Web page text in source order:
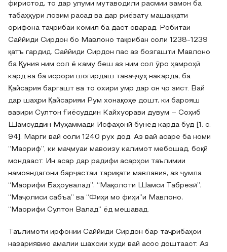
фиристод, то дар улуми мутаводили расмии замон ба
табаҳҳури лозим расад ва дар риёзату машаққати
орифона таҷрибаи комил ба даст оварад. Робитаи
Саййиди Сирдон бо Мавлоно тақрибан соли 1238‐1239
қатъ гардид. Саййиди Сирдон пас аз бозгашти Мавлоно
ба Қуния ним сол ё каму беш аз ним сол ӯро ҳамроҳӣ
кард ва ба исрори шогирдаш таваҷҷуҳ накарда, ба
Қайсария баргашт ва то охири умр дар он ҷо зист. Вай
дар шаҳри Қайсарияи Рум хонақоҳе дошт, ки барояш
вазири Султон Ғиёсуддин Кайхусрави дувум – Соҳиб
Шамсуддин Муҳаммади Исфаҳонӣ бунёд карда буд [1, c.
94]. Марги вай соли 1240 рух дод. Аз вай асаре ба номи
“Маориф”, ки маҷмуаи мавоизу калимот мебошад, боқӣ
мондааст. Ин асар дар радифи асарҳои таълимии
намояндагони барҷастаи тариқати мавлавия, аз ҷумла
“Маорифи Баҳоувалад”, “Мақолоти Шамси Табрезӣ”,
“Маҷолиси сабъа” ва “Фиҳи мо фиҳи”и Мавлоно,
“Маорифи Султон Валад” ёд мешавад.
Таълимоти ирфонии Саййиди Сирдон бар таҷрибаҳои
назариявию амалии шахсии худи вай асос доштааст. Аз